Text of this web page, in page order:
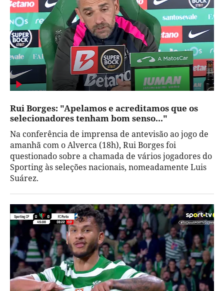
Rui Borges: "Apelamos e acreditamos que os
selecionadores tenham bom senso..."
Na conferência de imprensa de antevisão ao jogo de
amanhã com o Alverca (18h), Rui Borges foi
questionado sobre a chamada de vários jogadores do
Sporting às seleções nacionais, nomeadamente Luis
Suárez.